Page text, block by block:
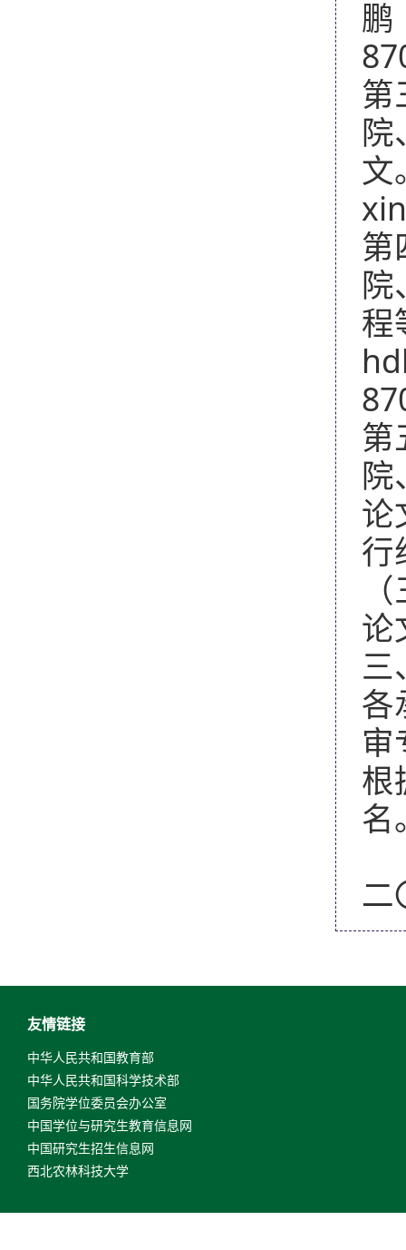
鹏
第
院
文
第
院
程
第
院
论
行
论
三
各
审
根
名
二
友情链接
中华人民共和国教育部
中华人民共和国科学技术部
国务院学位委员会办公室
中国学位与研究生教育信息网
中国研究生招生信息网
西北农林科技大学